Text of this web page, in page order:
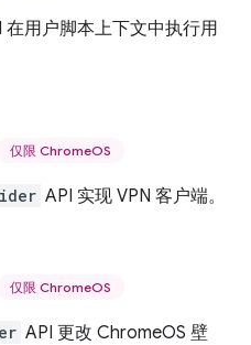
在用户脚本上下文中执行用
仅限 ChromeOS
API 实现 VPN 客户端。
仅限 ChromeOS
API 更改 ChromeOS 壁